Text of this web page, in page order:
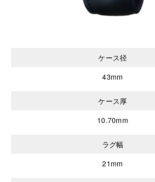
ケース径
43mm
ケース厚
10.70mm
ラグ幅
21mm